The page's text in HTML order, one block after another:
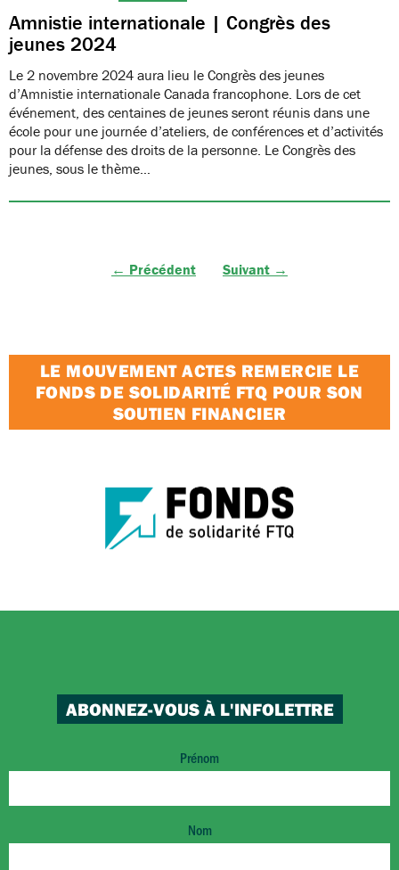
Amnistie internationale | Congrès des
jeunes 2024
Le 2 novembre 2024 aura lieu le Congrès des jeunes
d’Amnistie internationale Canada francophone. Lors de cet
événement, des centaines de jeunes seront réunis dans une
école pour une journée d’ateliers, de conférences et d’activités
pour la défense des droits de la personne. Le Congrès des
jeunes, sous le thème…
← Précédent Suivant →
LE MOUVEMENT ACTES REMERCIE LE
FONDS DE SOLIDARITÉ FTQ POUR SON
SOUTIEN FINANCIER
ABONNEZ-VOUS À L'INFOLETTRE
Prénom
Nom